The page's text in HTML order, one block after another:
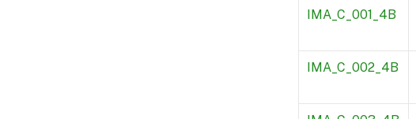
IMA_C_001_4B
IMA_C_002_4B